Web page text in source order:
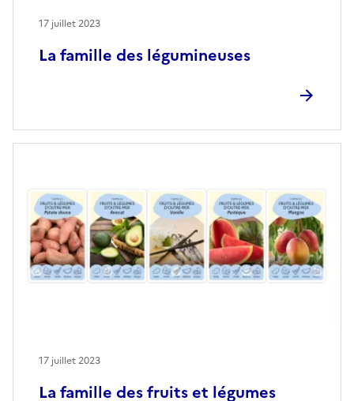
La famille des légumineuses
17 juillet 2023
La famille des fruits et légumes
17 juillet 2023